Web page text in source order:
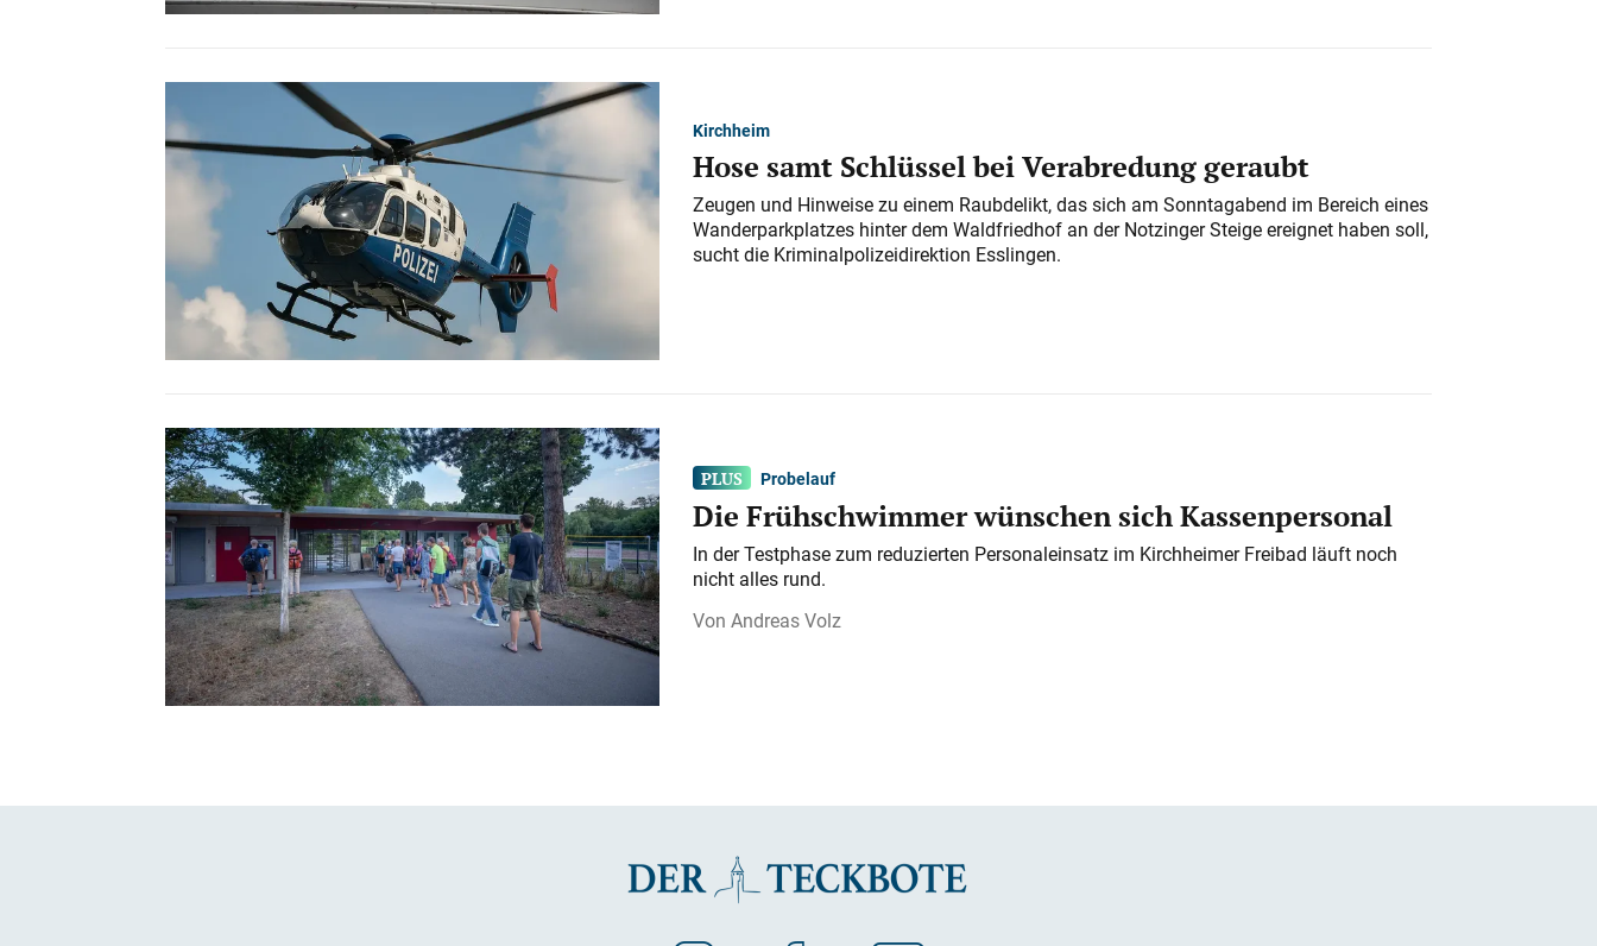
Kirchheim
Hose samt Schlüssel bei Verabredung geraubt
Zeugen und Hinweise zu einem Raubdelikt, das sich am Sonntagabend im Bereich eines
Wanderparkplatzes hinter dem Waldfriedhof an der Notzinger Steige ereignet haben soll,
sucht die Kriminalpolizeidirektion Esslingen.
Probelauf
Die Frühschwimmer wünschen sich Kassenpersonal
In der Testphase zum reduzierten Personaleinsatz im Kirchheimer Freibad läuft noch
nicht alles rund.
Andreas Volz